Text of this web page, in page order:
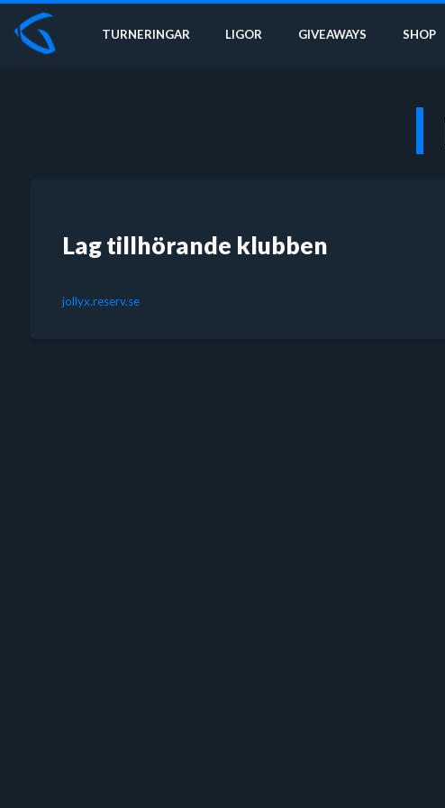
TURNERINGAR LIGOR GIVEAWAYS SHOP
Lag tillhörande klubben
jollyx.reserv.se